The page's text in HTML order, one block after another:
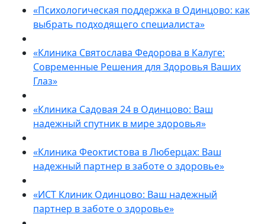
«Психологическая поддержка в Одинцово: как
выбрать подходящего специалиста»
«Клиника Святослава Федорова в Калуге:
Современные Решения для Здоровья Ваших
Глаз»
«Клиника Садовая 24 в Одинцово: Ваш
надежный спутник в мире здоровья»
«Клиника Феоктистова в Люберцах: Ваш
надежный партнер в заботе о здоровье»
«ИСТ Клиник Одинцово: Ваш надежный
партнер в заботе о здоровье»